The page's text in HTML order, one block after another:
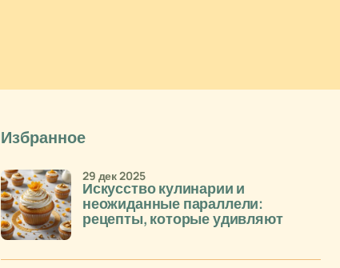
Избранное
Искусство кулинарии и
неожиданные параллели:
рецепты, которые удивляют
29 дек 2025